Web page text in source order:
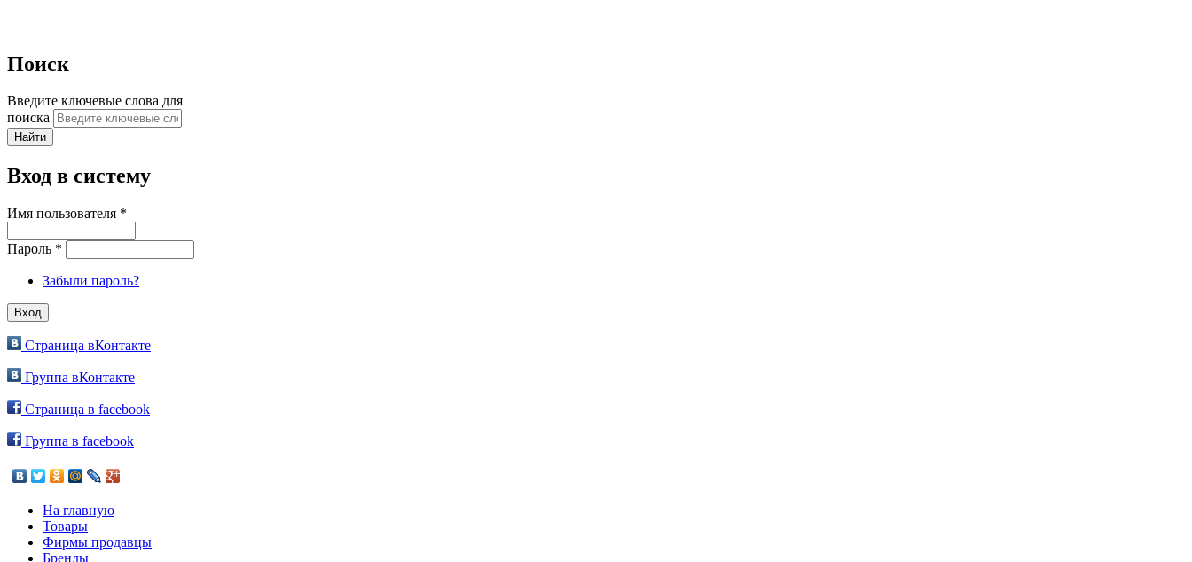
Поиск
Введите ключевые слова для
поиска
Вход в систему
Имя пользователя *
Пароль *
Забыли пароль?
Страница вКонтакте
Группа вКонтакте
Страница в facebook
Группа в facebook
На главную
Товары
Фирмы продавцы
Бренды